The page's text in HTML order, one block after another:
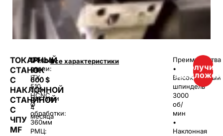
ТОКАРНЫЙ
СТАНОК
С
НАКЛОННОЙ
СТАНИНОЙ
С
ЧПУ
MF
ОТ
31
600$
срок
доставки
4
месяца
Модель
серии:
ITX-
510
HCNC
Ø
обработки:
360мм
РМЦ:
Все характеристики
Преимущества
•
Высокоточный
шпиндель
3000
об/
мин
•
Наклонная
Получить